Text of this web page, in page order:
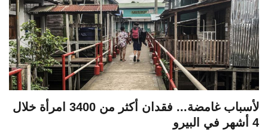
لأسباب غامضة... فقدان أكثر من 3400 امرأة خلال
4 أشهر في البيرو